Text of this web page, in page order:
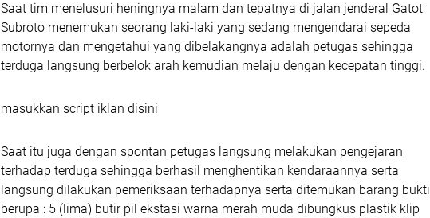
Saat tim menelusuri heningnya malam dan tepatnya di jalan jenderal Gatot
Subroto menemukan seorang laki-laki yang sedang mengendarai sepeda
motornya dan mengetahui yang dibelakangnya adalah petugas sehingga
terduga langsung berbelok arah kemudian melaju dengan kecepatan tinggi.
masukkan script iklan disini
Saat itu juga dengan spontan petugas langsung melakukan pengejaran
terhadap terduga sehingga berhasil menghentikan kendaraannya serta
langsung dilakukan pemeriksaan terhadapnya serta ditemukan barang bukti
berupa : 5 (lima) butir pil ekstasi warna merah muda dibungkus plastik klip